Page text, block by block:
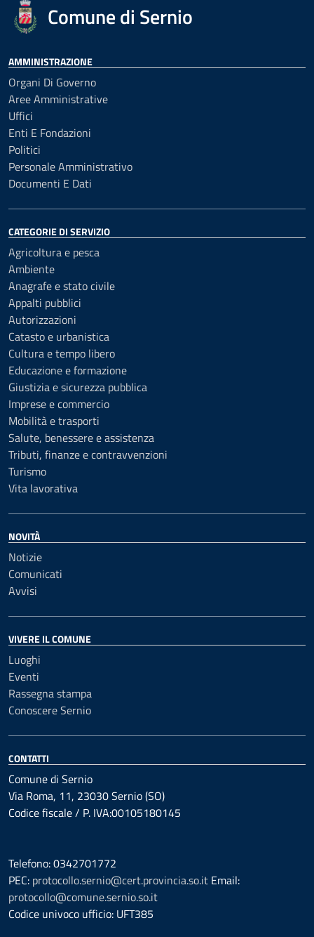
Comune di Sernio
AMMINISTRAZIONE
Organi Di Governo
Aree Amministrative
Uffici
Enti E Fondazioni
Politici
Personale Amministrativo
Documenti E Dati
CATEGORIE DI SERVIZIO
Agricoltura e pesca
Ambiente
Anagrafe e stato civile
Appalti pubblici
Autorizzazioni
Catasto e urbanistica
Cultura e tempo libero
Educazione e formazione
Giustizia e sicurezza pubblica
Imprese e commercio
Mobilità e trasporti
Salute, benessere e assistenza
Tributi, finanze e contravvenzioni
Turismo
Vita lavorativa
NOVITÀ
Notizie
Comunicati
Avvisi
VIVERE IL COMUNE
Luoghi
Eventi
Rassegna stampa
Conoscere Sernio
CONTATTI
Comune di Sernio
Via Roma, 11, 23030 Sernio (SO)
Codice fiscale / P. IVA:00105180145
Telefono: 0342701772
PEC: protocollo.sernio@cert.provincia.so.it Email:
protocollo@comune.sernio.so.it
Codice univoco ufficio: UFT385